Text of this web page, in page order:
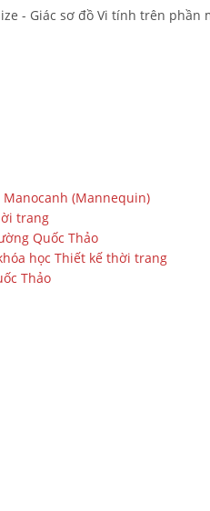
- Giác sơ đồ Vi tính trên phần
(Mannequin)
trang
Quốc Thảo
học Thiết kế thời trang
Thảo